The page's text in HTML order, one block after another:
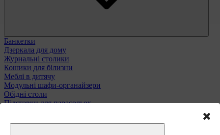
Банкетки
Дзеркала для дому
Журнальні столики
Кошики для білизни
Меблі в дитячу
Модульні шафи-органайзери
Обідні столи
Підставки для парасольок